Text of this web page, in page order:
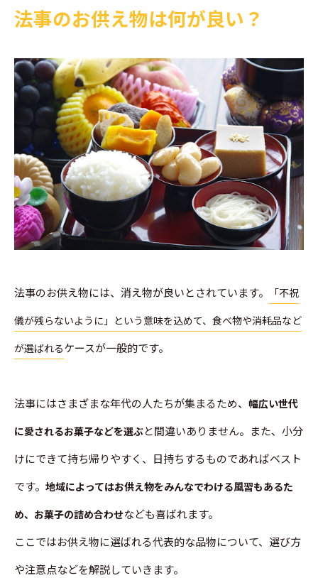
法事のお供え物は何が良い？
法事のお供え物には、消え物が良いとされています。
「不祝
儀が残らないように」という意味を込めて、食べ物や消耗品など
が選ばれるケースが一般的です。
法事にはさまざまな年代の人たちが集まるため、 幅広い世代
に愛されるお菓子などを選ぶと間違いありません。また、小分
けにできて持ち帰りやすく、日持ちするものであればベスト
です。 地域によってはお供え物をみんなでわける風習もあるた
め、お菓子の詰め合わせなども喜ばれます。
ここではお供え物に選ばれる代表的な品物について、選び方
や注意点などを解説していきます。